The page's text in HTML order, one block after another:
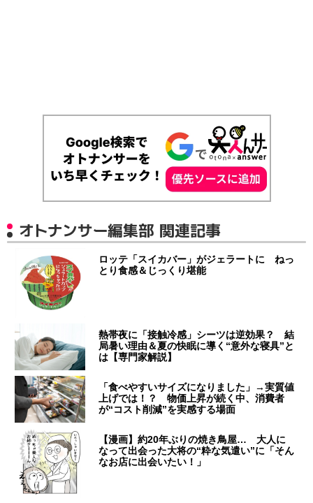
オトナンサー編集部 関連記事
ロッテ「スイカバー」がジェラートに ねっ
とり食感＆じっくり堪能
熱帯夜に「接触冷感」シーツは逆効果？ 結
局暑い理由＆夏の快眠に導く“意外な寝具”と
は【専門家解説】
「食べやすいサイズになりました」→実質値
上げでは！？ 物価上昇が続く中、消費者
が“コスト削減”を実感する場面
【漫画】約20年ぶりの焼き鳥屋… 大人に
なって出会った大将の“粋な気遣い”に「そん
なお店に出会いたい！」